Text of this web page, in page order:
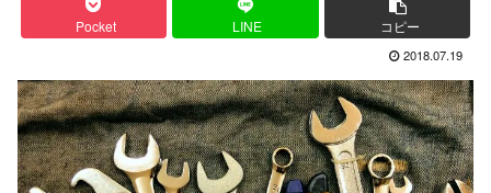
Pocket LINE コピー
2018.07.19